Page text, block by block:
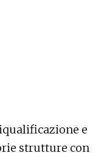
e
strutture con